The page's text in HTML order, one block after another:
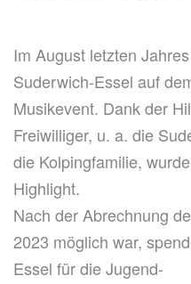
Im August letzten
Suderwich-Essel auf
Musikevent. Dank der
Freiwilliger, u. a. die
die Kolpingfamilie,
Highlight.
Nach der Abrechnung
2023 möglich war,
Essel für die Jugend-